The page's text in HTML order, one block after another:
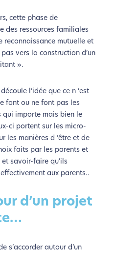
cette phase de
des ressources familiales
reconnaissance mutuelle et
vers la construction d’un
».
l’idée que ce n ‘est
font ou ne font pas les
qui importe mais bien le
ci portent sur les micro-
les manières d ‘être et de
faits par les parents et
savoir-faire qu’ils
aux parents..
d’un projet
s’accorder autour d’un